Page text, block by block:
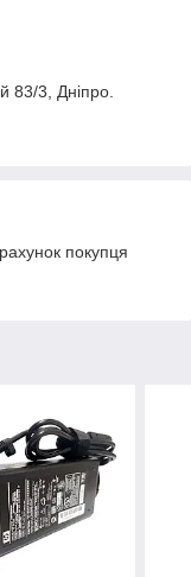
83/3, Дніпро.
покупця